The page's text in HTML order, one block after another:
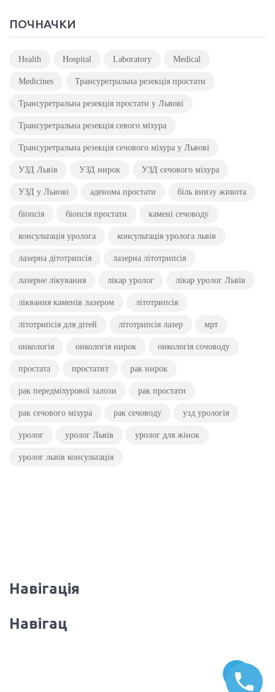
ПОЧНАЧКИ
Health Hospital Laboratory Medical
Medicines Трансуретральна резекція простати
Трансуретральна резекція простати у Львові
Трансуретральна резекція севого міхура
Трансуретральна резекція сечового міхура у Львові
УЗД Львів УЗД нирок УЗД сечового міхура
УЗД у Львові аденома простати біль внизу живота
біопсія біопсія простати камені сечоводу
консультація уролога консультація уролога львів
лазерна дітотрипсія лазерна літотрипсія
лазерне лікування лікар уролог лікар уролог Львів
ліквання каменів лазером літотрипсія
літотрипсія для дітей літотрипсія лазер мрт
онкологія онкологія нирок онкологія сочоводу
простата простатит рак нирок
рак передміхурової залози рак простати
рак сечового міхура рак сечоводу узд урологія
уролог уролог Львів уролог для жінок
уролог львів консультація
Навігація
Навігац